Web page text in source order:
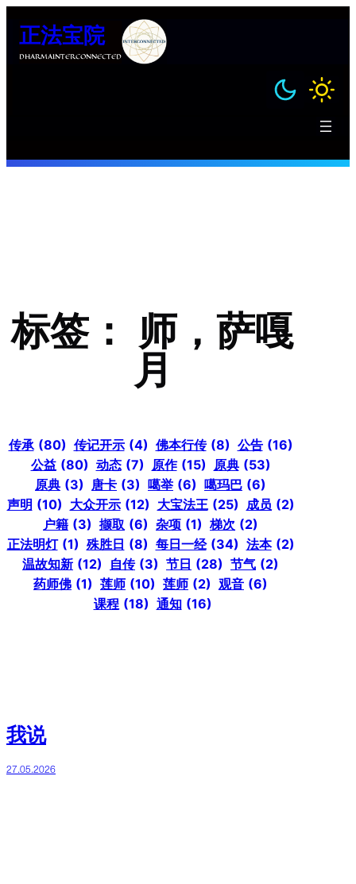
正法宝院
DHARMAINTERCONNECTED
标签： 师，萨嘎
月
传承 (80) 传记开示 (4) 佛本行传 (8) 公告 (16)
公益 (80) 动态 (7) 原作 (15) 原典 (53)
原典 (3) 唐卡 (3) 噶举 (6) 噶玛巴 (6)
声明 (10) 大众开示 (12) 大宝法王 (25) 成员 (2)
户籍 (3) 撷取 (6) 杂项 (1) 梯次 (2)
正法明灯 (1) 殊胜日 (8) 每日一经 (34) 法本 (2)
温故知新 (12) 自传 (3) 节日 (28) 节气 (2)
药师佛 (1) 莲师 (10) 莲师 (2) 观音 (6)
课程 (18) 通知 (16)
我说
27.05.2026